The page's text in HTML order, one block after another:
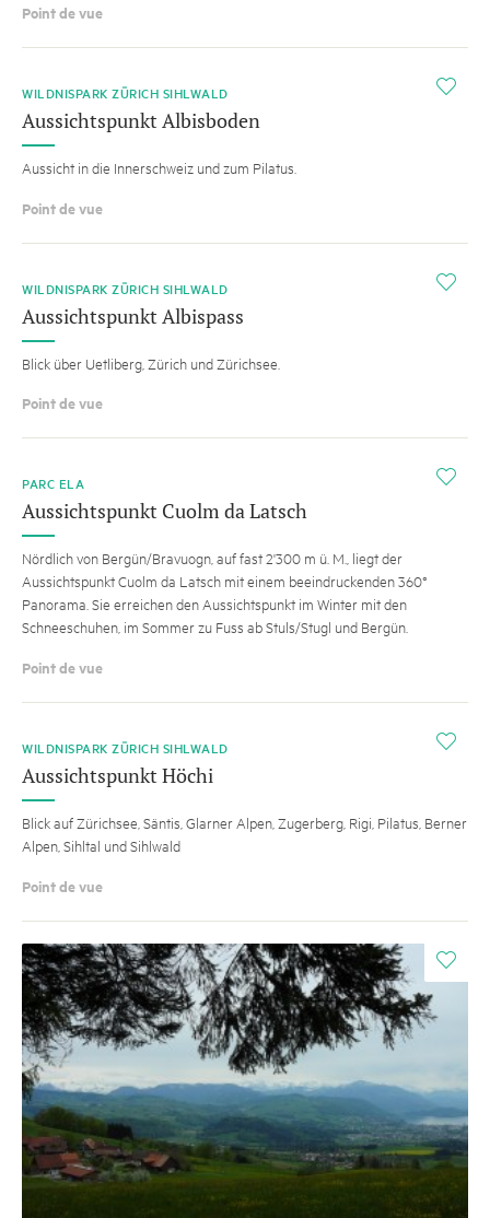
Point de vue
i
WILDNISPARK ZÜRICH SIHLWALD
Aussichtspunkt Albisboden
Aussicht in die Innerschweiz und zum Pilatus.
Point de vue
i
WILDNISPARK ZÜRICH SIHLWALD
Aussichtspunkt Albispass
Blick über Uetliberg, Zürich und Zürichsee.
Point de vue
i
PARC ELA
Aussichtspunkt Cuolm da Latsch
Nördlich von Bergün/Bravuogn, auf fast 2'300 m ü. M., liegt der
Aussichtspunkt Cuolm da Latsch mit einem beeindruckenden 360°
Panorama. Sie erreichen den Aussichtspunkt im Winter mit den
Schneeschuhen, im Sommer zu Fuss ab Stuls/Stugl und Bergün.
Point de vue
i
WILDNISPARK ZÜRICH SIHLWALD
Aussichtspunkt Höchi
Blick auf Zürichsee, Säntis, Glarner Alpen, Zugerberg, Rigi, Pilatus, Berner
Alpen, Sihltal und Sihlwald
Point de vue
i